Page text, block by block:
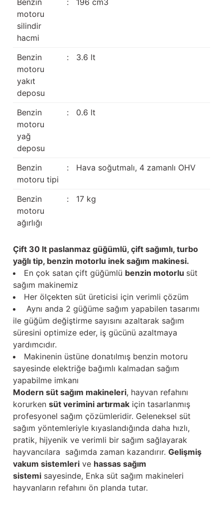
Benzin
motoru
silindir
hacmi
: 196 cm3
Benzin
motoru
yakıt
deposu
: 3.6 lt
Benzin
motoru
yağ
deposu
: 0.6 lt
Benzin
motoru tipi
: Hava soğutmalı, 4 zamanlı OHV
Benzin
motoru
ağırlığı
: 17 kg
Çift 30 lt paslanmaz güğümlü, çift sağımlı, turbo
yağlı tip, benzin motorlu inek sağım makinesi.
En çok satan çift güğümlü benzin motorlu süt
sağım makinemiz
Her ölçekten süt üreticisi için verimli çözüm
Aynı anda 2 güğüme sağım yapabilen tasarımı
ile güğüm değiştirme sayısını azaltarak sağım
süresini optimize eder, iş gücünü azaltmaya
yardımcıdır.
Makinenin üstüne donatılmış benzin motoru
sayesinde elektriğe bağımlı kalmadan sağım
yapabilme imkanı
Modern süt sağım makineleri, hayvan refahını
korurken süt verimini artırmak için tasarlanmış
profesyonel sağım çözümleridir. Geleneksel süt
sağım yöntemleriyle kıyaslandığında daha hızlı,
pratik, hijyenik ve verimli bir sağım sağlayarak
hayvancılara sağımda zaman kazandırır. Gelişmiş
vakum sistemleri ve hassas sağım
sistemi sayesinde, Enka süt sağım makineleri
hayvanların refahını ön planda tutar.